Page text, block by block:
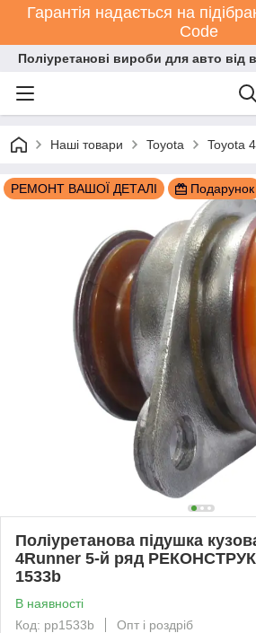
Гарантія надається на
Code
Поліуретанові вироби для авто від
Наші товари Toyota Toyota
РЕМОНТ ВАШОЇ ДЕТАЛІ Подарунок
Поліуретанова підушка
4Runner 5-й ряд
1533b
В наявності
Код: pp1533b
Опт і роздріб